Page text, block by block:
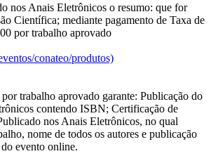
nos Anais Eletrônicos o resumo: que for
Científica; mediante pagamento de Taxa de
por trabalho aprovado
conateo/produtos)
trabalho aprovado garante: Publicação do
contendo ISBN; Certificação de
nos Anais Eletrônicos, no qual
nome de todos os autores e publicação
evento online.